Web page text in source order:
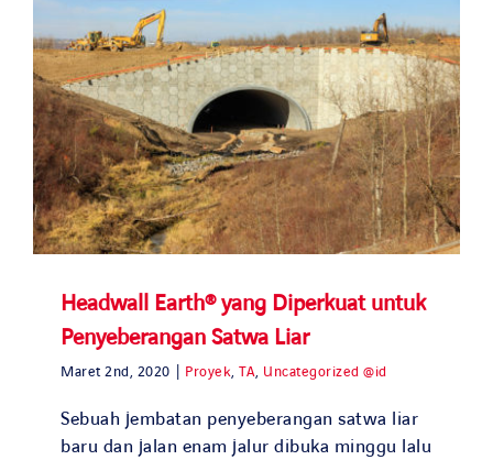
Headwall Earth® yang Diperkuat untuk
Penyeberangan Satwa Liar
Maret 2nd, 2020 Proyek, TA, Uncategorized @id
Sebuah jembatan penyeberangan satwa liar
baru dan jalan enam jalur dibuka minggu lalu